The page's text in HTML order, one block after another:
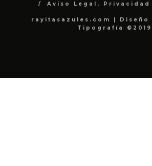
Aviso Legal, Privacidad
rayitasazules.com |
Tipografía ©2019